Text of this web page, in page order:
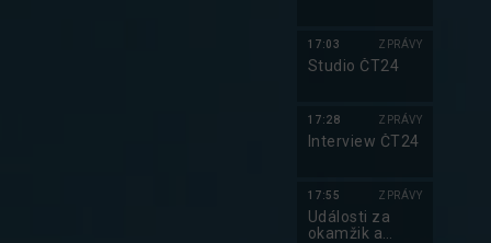
17:03 ZPRÁVY
Studio ČT24
17:28 ZPRÁVY
Interview ČT24
17:55 ZPRÁVY
Události za
okamžik a